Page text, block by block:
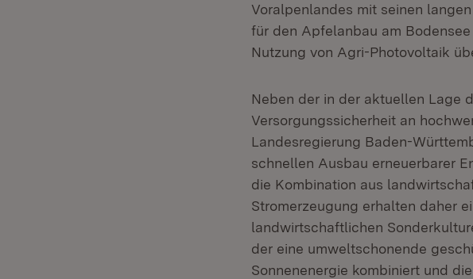
Voralpenlandes mit seinen
für den Apfelanbau am
Nutzung von Agri-Photovoltaik
Neben der in der aktuellen Lage
Versorgungssicherheit an
Landesregierung Baden-
schnellen Ausbau erneuerbarer
die Kombination aus
Stromerzeugung erhalten daher
landwirtschaftlichen
der eine umweltschonende
Sonnenenergie kombiniert und